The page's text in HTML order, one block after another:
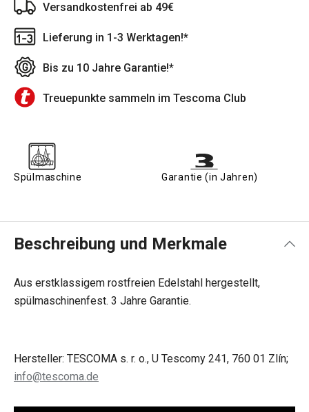
Versandkostenfrei ab 49€
Lieferung in 1-3 Werktagen!*
Bis zu 10 Jahre Garantie!*
Treuepunkte sammeln im Tescoma Club
Spülmaschine Garantie (in Jahren)
Beschreibung und Merkmale
Aus erstklassigem rostfreien Edelstahl hergestellt,
spülmaschinenfest. 3 Jahre Garantie.
Hersteller: TESCOMA s. r. o., U Tescomy 241, 760 01 Zlín;
info@tescoma.de